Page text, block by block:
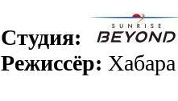
Студия:
Режиссёр: